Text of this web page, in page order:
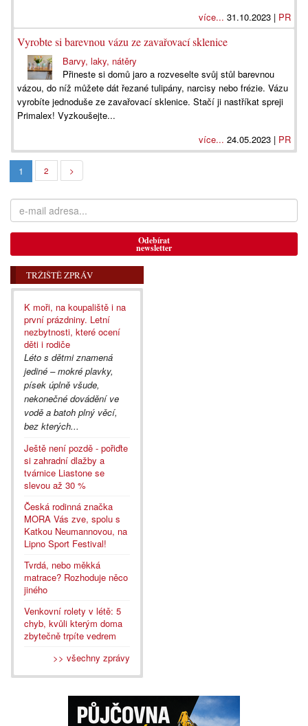
více... 31.10.2023 | PR
Vyrobte si barevnou vázu ze zavařovací sklenice
Barvy, laky, nátěry
Přineste si domů jaro a rozveselte svůj stůl barevnou
vázou, do níž můžete dát řezané tulipány, narcisy nebo frézie. Vázu
vyrobíte jednoduše ze zavařovací sklenice. Stačí ji nastříkat spreji
Primalex! Vyzkoušejte...
více... 24.05.2023 | PR
1 2 >
Odebírat
newsletter
TRŽIŠTĚ ZPRÁV
K moři, na koupaliště i na
první prázdniny. Letní
nezbytnosti, které ocení
děti i rodiče
Léto s dětmi znamená
jediné – mokré plavky,
písek úplně všude,
nekonečné dovádění ve
vodě a batoh plný věcí,
bez kterých...
Ještě není pozdě - pořiďte
si zahradní dlažby a
tvárnice Liastone se
slevou až 30 %
Česká rodinná značka
MORA Vás zve, spolu s
Katkou Neumannovou, na
Lipno Sport Festival!
Tvrdá, nebo měkká
matrace? Rozhoduje něco
jiného
Venkovní rolety v létě: 5
chyb, kvůli kterým doma
zbytečně trpíte vedrem
>> všechny zprávy